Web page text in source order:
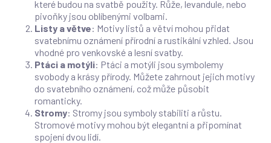
které budou na svatbě použity. Růže, levandule, nebo
pivoňky jsou oblíbenými volbami.
Listy a větve: Motivy listů a větví mohou přidat
svatebnímu oznámení přírodní a rustikální vzhled. Jsou
vhodné pro venkovské a lesní svatby.
Ptáci a motýli: Ptáci a motýli jsou symbolemy
svobody a krásy přírody. Můžete zahrnout jejich motivy
do svatebního oznámení, což může působit
romanticky.
Stromy: Stromy jsou symboly stabiliti a růstu.
Stromové motivy mohou být elegantní a připomínat
spojení dvou lidí.